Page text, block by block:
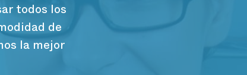
todos los
de
la mejor